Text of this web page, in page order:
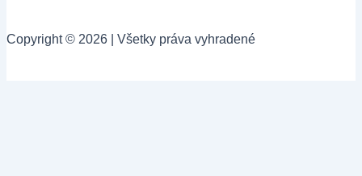
Copyright © 2026 | Všetky práva vyhradené